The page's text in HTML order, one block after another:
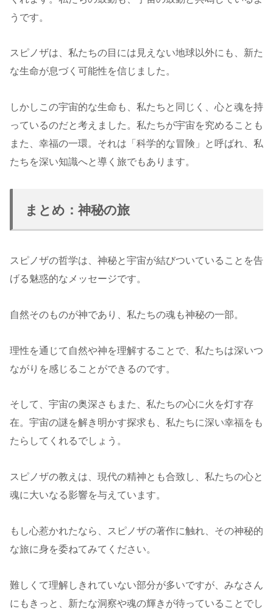
うです。
スピノザは、私たちの目には見えない地球以外にも、新た
な生命が息づく可能性を信じました。
しかしこの宇宙的な生命も、私たちと同じく、心と魂を持
っているのだと考えました。私たちが宇宙を究めることも
また、幸福の一環。それは「科学的な冒険」と呼ばれ、私
たちを深い知識へと導く旅でもあります。
まとめ：神秘の旅
スピノザの哲学は、神秘と宇宙が結びついていることを告
げる魅惑的なメッセージです。
自然そのものが神であり、私たちの魂も神秘の一部。
理性を通じて自然や神を理解することで、私たちは深いつ
ながりを感じることができるのです。
そして、宇宙の奥深さもまた、私たちの心に火を灯す存
在。宇宙の謎を解き明かす探求も、私たちに深い幸福をも
たらしてくれるでしょう。
スピノザの教えは、現代の精神とも合致し、私たちの心と
魂に大いなる影響を与えています。
もし心惹かれたなら、スピノザの著作に触れ、その神秘的
な旅に身を委ねてみてください。
難しくて理解しきれていない部分が多いですが、みなさん
にもきっと、新たな洞察や魂の輝きが待っていることでし